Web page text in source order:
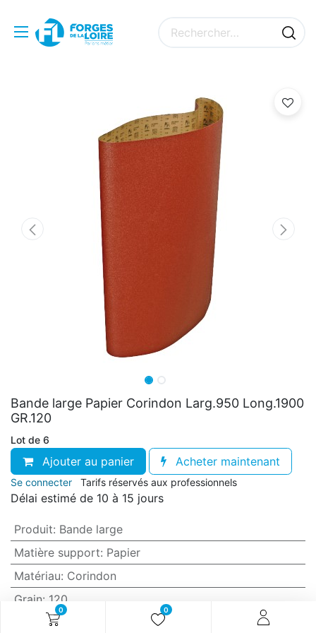
0 0
Bande large Papier Corindon Larg.950 Long.1900
GR.120
Lot de 6
Ajouter au panier Acheter maintenant
Se connecter Tarifs réservés aux professionnels
Délai estimé de 10 à 15 jours
Produit: Bande large
Matière support: Papier
Matériau: Corindon
Grain: 120
Anti-encrassement
Non (standard)